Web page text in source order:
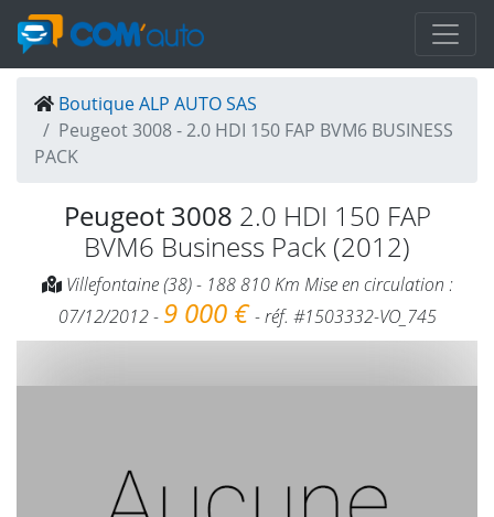
Boutique ALP AUTO SAS
Peugeot 3008 - 2.0 HDI 150 FAP BVM6 BUSINESS
PACK
Peugeot 3008 2.0 HDI 150 FAP
BVM6 Business Pack (2012)
Villefontaine (38) - 188 810 Km Mise en circulation :
07/12/2012 - 9 000 €- réf. #1503332-VO_745